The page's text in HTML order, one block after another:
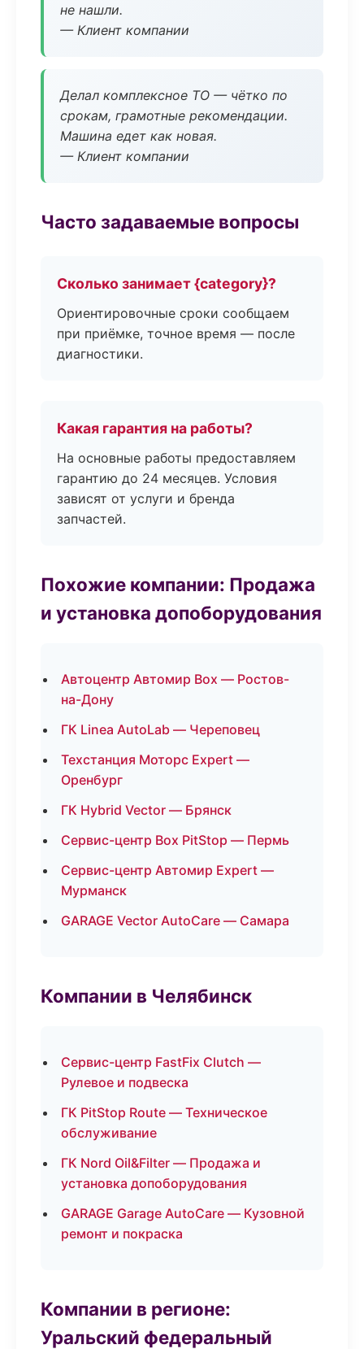
не нашли.
— Клиент компании
Делал комплексное ТО — чётко по
срокам, грамотные рекомендации.
Машина едет как новая.
— Клиент компании
Часто задаваемые вопросы
Сколько занимает {category}?
Ориентировочные сроки сообщаем
при приёмке, точное время — после
диагностики.
Какая гарантия на работы?
На основные работы предоставляем
гарантию до 24 месяцев. Условия
зависят от услуги и бренда
запчастей.
Похожие компании: Продажа
и установка допоборудования
Автоцентр Автомир Box — Ростов-
на-Дону
ГК Linea AutoLab — Череповец
Техстанция Моторс Expert —
Оренбург
ГК Hybrid Vector — Брянск
Сервис-центр Box PitStop — Пермь
Сервис-центр Автомир Expert —
Мурманск
GARAGE Vector AutoCare — Самара
Компании в Челябинск
Сервис-центр FastFix Clutch —
Рулевое и подвеска
ГК PitStop Route — Техническое
обслуживание
ГК Nord Oil&Filter — Продажа и
установка допоборудования
GARAGE Garage AutoCare — Кузовной
ремонт и покраска
Компании в регионе:
Уральский федеральный